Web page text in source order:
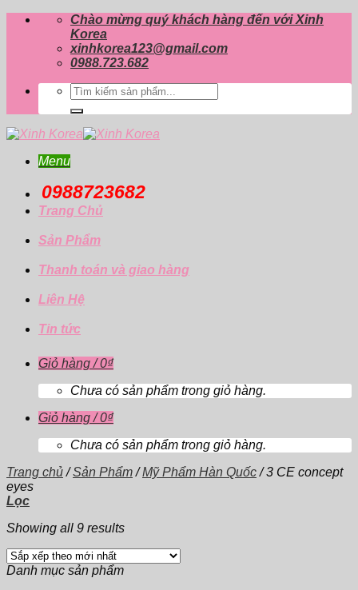
Skip
Chào mừng quý khách hàng đến với Xinh
Korea
xinhkorea123@gmail.com
0988.723.682
Tìm
kiếm:
Menu
0988723682
Trang Chủ
Sản Phẩm
Thanh toán và giao hàng
Liên Hệ
Tin tức
Giỏ hàng /0₫
Chưa có sản phẩm trong giỏ hàng.
Giỏ hàng /0₫
Chưa có sản phẩm trong giỏ hàng.
Trang chủ / Sản Phẩm / Mỹ Phẩm Hàn Quốc /3 CE concept
eyes
Lọc
Showing all 9 results
Danh mục sản phẩm